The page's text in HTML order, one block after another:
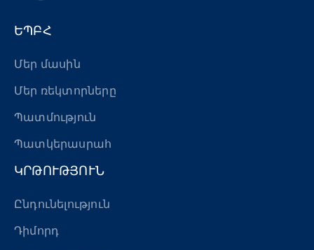
ԵՊԲՀ
Մեր մասին
Մեր ռեկտորները
Պատմություն
Պատկերասրահ
ԿՐԹՈՒԹՅՈՒՆ
Ընդունելություն
Դիմորդ